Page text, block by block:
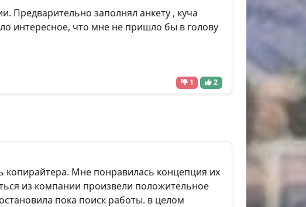
Предварительно заполнял анкету , куча
интересное, что мне не пришло бы в голову
1 2
копирайтера. Мне понравилась концепция их
из компании произвели положительное
пока поиск работы. в целом